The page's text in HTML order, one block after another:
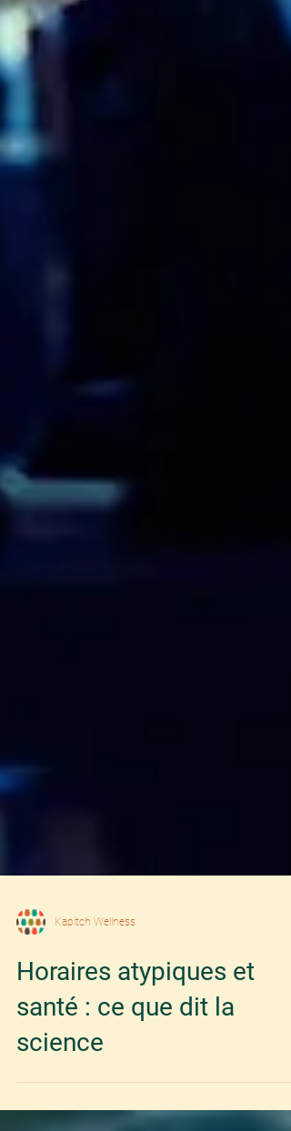
Kapitch Wellness
Horaires atypiques et
santé : ce que dit la
science